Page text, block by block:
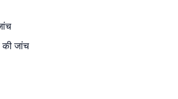
की जांच